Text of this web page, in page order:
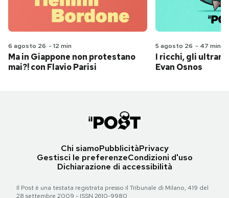
6 agosto 26 - 12 min
Ma in Giappone non protestano
mai?! con Flavio Parisi
5 agosto 26 - 47 min
I ricchi, gli
Evan Osnos
Chi siamoPubblicitàPrivacy
Gestisci le preferenzeCondizioni d'uso
Dichiarazione di accessibilità
Il Post è una testata registrata presso il Tribunale di Milano, 419 del
28 settembre 2009 - ISSN 2610-9980